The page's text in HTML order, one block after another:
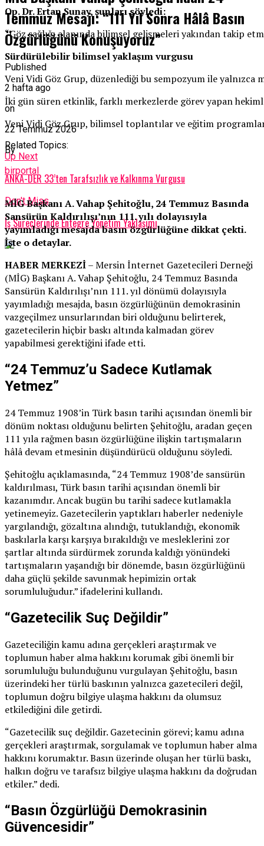
Op. Dr. Ertan Sunay, şunları söyledi:
“Göz sağlığı alanında bilimsel gelişmeleri yakından takip
Sürdürülebilir bilimsel yaklaşım vurgusu
Veni Vidi Göz Grup, düzenlediği bu sempozyum ile
İki gün süren etkinlik, farklı merkezlerde görev yapan
Veni Vidi Göz Grup, bilimsel toplantılar ve eğitim
Related Topics:
Up Next
ANKA-DER 33’ten Tarafsızlık ve Kalkınma Vurgusu
Don't Miss
İş Süreçlerinde Entegre Yönetim Yaklaşımı
Temmuz Mesajı: “111 Yıl Sonra Hâlâ Basın
Özgürlüğünü Konuşuyoruz”
Published
2 hafta ago
on
22 Temmuz 2026
By
birportal
MİG Başkanı A. Vahap Şehitoğlu, 24 Temmuz Basında
Sansürün Kaldırılışı’nın 111. yılı dolayısıyla
yayımladığı mesajda basın özgürlüğüne dikkat çekti.
İşte o detaylar.
HABER MERKEZİ– Mersin İnternet Gazetecileri Derneği
(MİG) Başkanı A. Vahap Şehitoğlu, 24 Temmuz Basında
Sansürün Kaldırılışı’nın 111. yıl dönümü dolayısıyla
yayımladığı mesajda, basın özgürlüğünün demokrasinin
vazgeçilmez unsurlarından biri olduğunu belirterek,
gazetecilerin hiçbir baskı altında kalmadan görev
yapabilmesi gerektiğini ifade etti.
“24 Temmuz’u Sadece Kutlamak
Yetmez”
24 Temmuz 1908’in Türk basın tarihi açısından önemli bir
dönüm noktası olduğunu belirten Şehitoğlu, aradan geçen
111 yıla rağmen basın özgürlüğüne ilişkin tartışmaların
hâlâ devam etmesinin düşündürücü olduğunu söyledi.
Şehitoğlu açıklamasında, “24 Temmuz 1908’de sansürün
kaldırılması, Türk basın tarihi açısından önemli bir
kazanımdır. Ancak bugün bu tarihi sadece kutlamakla
yetinemeyiz. Gazetecilerin yaptıkları haberler nedeniyle
yargılandığı, gözaltına alındığı, tutuklandığı, ekonomik
baskılarla karşı karşıya bırakıldığı ve mesleklerini zor
şartlar altında sürdürmek zorunda kaldığı yönündeki
tartışmaların yaşandığı bir dönemde, basın özgürlüğünü
daha güçlü şekilde savunmak hepimizin ortak
sorumluluğudur.” ifadelerini kullandı.
“Gazetecilik Suç Değildir”
Gazeteciliğin kamu adına gerçekleri araştırmak ve
toplumun haber alma hakkını korumak gibi önemli bir
sorumluluğu bulunduğunu vurgulayan Şehitoğlu, basın
üzerindeki her türlü baskının yalnızca gazetecileri değil,
toplumun doğru bilgiye ulaşma hakkını da olumsuz
etkilediğini dile getirdi.
“Gazetecilik suç değildir. Gazetecinin görevi; kamu adına
gerçekleri araştırmak, sorgulamak ve toplumun haber alma
hakkını korumaktır. Basın üzerinde oluşan her türlü baskı,
halkın doğru ve tarafsız bilgiye ulaşma hakkını da doğrudan
etkiler.” dedi.
“Basın Özgürlüğü Demokrasinin
Güvencesidir”